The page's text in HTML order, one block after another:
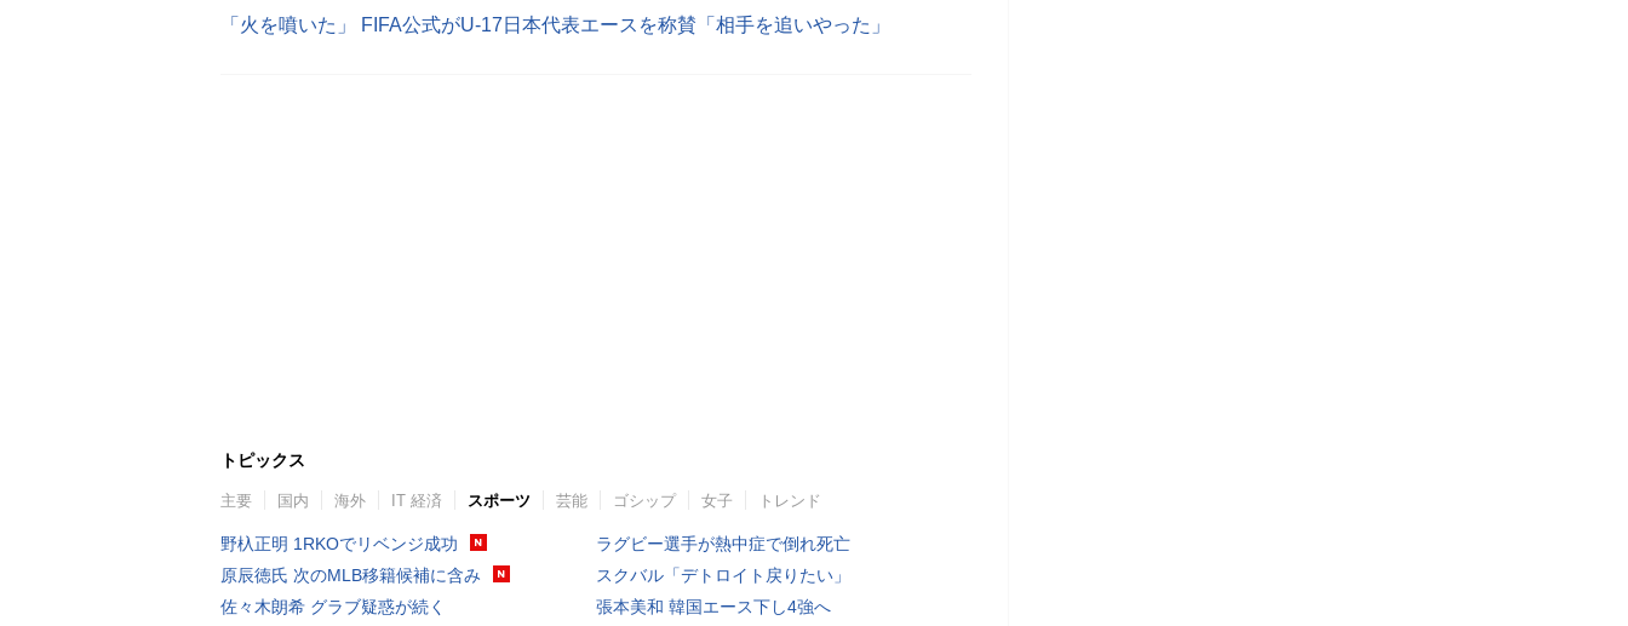
「火を噴いた」 FIFA公式がU-17日本代表エースを称賛「相手を追いやった」
トピックス
主要 国内 海外 IT 経済 スポーツ 芸能 ゴシップ 女子 トレンド
野杁正明 1RKOでリベンジ成功
原辰徳氏 次のMLB移籍候補に含み
佐々木朗希 グラブ疑惑が続く
ラグビー選手が熱中症で倒れ死亡
スクバル「デトロイト戻りたい」
張本美和 韓国エース下し4強へ